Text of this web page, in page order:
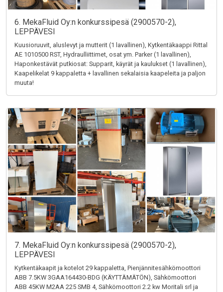
6. MekaFluid Oy:n konkurssipesä (2900570-2),
LEPPÄVESI
Kuusioruuvit, aluslevyt ja mutterit (1 lavallinen), Kytkentäkaappi Rittal
AE 1010500 RST, Hydraulliittimet, osat ym. Parker (1 lavallinen),
Haponkestävät putkiosat: Supparit, käyrät ja kaulukset (1 lavallinen),
Kaapelikelat 9 kappaletta + lavallinen sekalaisia kaapeleita ja paljon
muuta!
7. MekaFluid Oy:n konkurssipesä (2900570-2),
LEPPÄVESI
Kytkentäkaapit ja kotelot 29 kappaletta, Pienjännitesähkömoottori
ABB 7.5KW 3GAA164430-BDG (KÄYTTÄMÄTÖN), Sähkömoottori
ABB 45KW M2AA 225 SMB 4, Sähkömoottori 2.2 kw Moritali srl ja